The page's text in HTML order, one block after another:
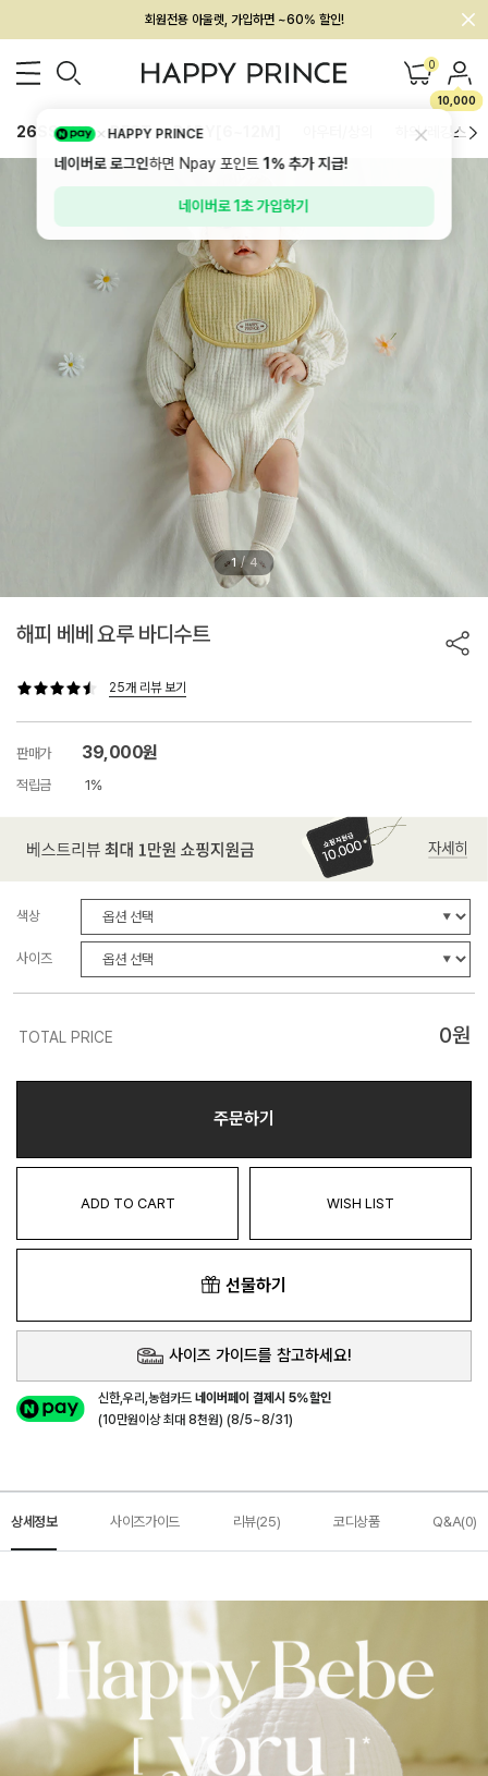
멤버십 최대 28,000원 혜택
0
10,000
26SS 신상 BEST BABY[6~12M] 하의/레깅스
1 / 4
해피 베베 요루 바디수트
25개 리뷰 보기
판매가 39,000원
적립금 1%
색상
사이즈
TOTAL PRICE 0원
주문하기
ADD TO CART WISH LIST
선물하기
사이즈 가이드를 참고하세요!
신한,우리,농협카드네이버페이 결제시 5%할인
(10만원이상 최대 8천원) (8/5~8/31)
상세정보 사이즈가이드 리뷰(25) 코디상품 Q&A(0)
HAPPY PRINCE
네이버로 로그인하면 Npay 포인트1%추가 지급!
네이버로 1초 가입하기